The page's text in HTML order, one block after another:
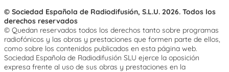
© Sociedad Española de Radiodifusión, S.L.U. 2026. Todos los
derechos reservados
© Quedan reservados todos los derechos tanto sobre programas
radiofónicos y las obras y prestaciones que formen parte de ellos,
como sobre los contenidos publicados en esta página web.
Sociedad Española de Radiodifusión SLU ejerce la oposición
expresa frente al uso de sus obras y prestaciones en la